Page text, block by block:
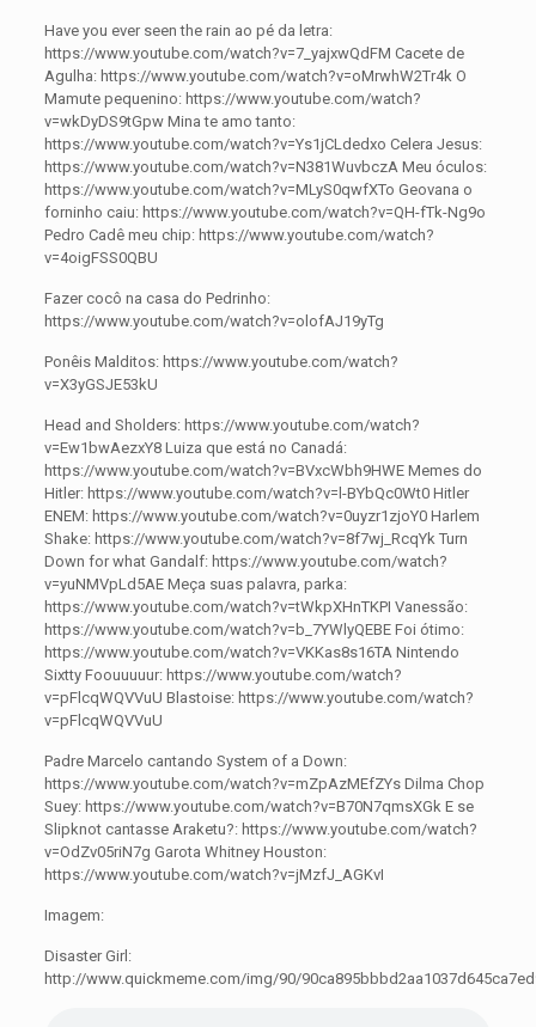
Have you ever seen the rain ao pé da letra:
https://www.youtube.com/watch?v=7_yajxwQdFM Cacete de
Agulha: https://www.youtube.com/watch?v=oMrwhW2Tr4k O
Mamute pequenino: https://www.youtube.com/watch?
v=wkDyDS9tGpw Mina te amo tanto:
https://www.youtube.com/watch?v=Ys1jCLdedxo Celera Jesus:
https://www.youtube.com/watch?v=N381WuvbczA Meu óculos:
https://www.youtube.com/watch?v=MLyS0qwfXTo Geovana o
forninho caiu: https://www.youtube.com/watch?v=QH-fTk-Ng9o
Pedro Cadê meu chip: https://www.youtube.com/watch?
v=4oigFSS0QBU
Fazer cocô na casa do Pedrinho:
https://www.youtube.com/watch?v=olofAJ19yTg
Ponêis Malditos: https://www.youtube.com/watch?
v=X3yGSJE53kU
Head and Sholders: https://www.youtube.com/watch?
v=Ew1bwAezxY8 Luiza que está no Canadá:
https://www.youtube.com/watch?v=BVxcWbh9HWE Memes do
Hitler: https://www.youtube.com/watch?v=l-BYbQc0Wt0 Hitler
ENEM: https://www.youtube.com/watch?v=0uyzr1zjoY0 Harlem
Shake: https://www.youtube.com/watch?v=8f7wj_RcqYk Turn
Down for what Gandalf: https://www.youtube.com/watch?
v=yuNMVpLd5AE Meça suas palavra, parka:
https://www.youtube.com/watch?v=tWkpXHnTKPI Vanessão:
https://www.youtube.com/watch?v=b_7YWlyQEBE Foi ótimo:
https://www.youtube.com/watch?v=VKKas8s16TA Nintendo
Sixtty Foouuuuur: https://www.youtube.com/watch?
v=pFlcqWQVVuU Blastoise: https://www.youtube.com/watch?
v=pFlcqWQVVuU
Padre Marcelo cantando System of a Down:
https://www.youtube.com/watch?v=mZpAzMEfZYs Dilma Chop
Suey: https://www.youtube.com/watch?v=B70N7qmsXGk E se
Slipknot cantasse Araketu?: https://www.youtube.com/watch?
v=OdZv05riN7g Garota Whitney Houston:
https://www.youtube.com/watch?v=jMzfJ_AGKvI
Imagem:
Disaster Girl:
http://www.quickmeme.com/img/90/